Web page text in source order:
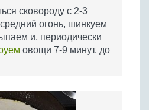
сковороду с 2-3
огонь, шинкуем
и, периодически
овощи 7-9 минут, до